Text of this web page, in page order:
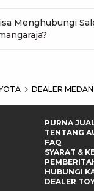
Menghubungi
DEALER MEDAN
PURNA
TENTANG
FAQ
SYARAT &
HUBUNGI
DEALER